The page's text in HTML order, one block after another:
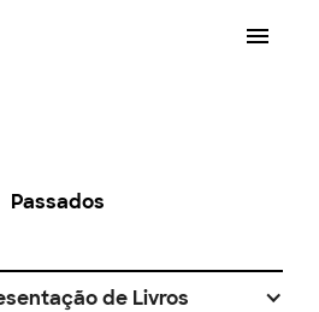
Passados
de Livros